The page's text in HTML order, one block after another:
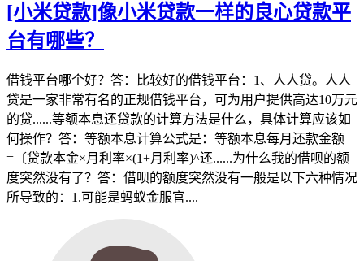
[小米贷款]像小米贷款一样的良心贷款平
台有哪些？
借钱平台哪个好？答：比较好的借钱平台：1、人人贷。人人
贷是一家非常有名的正规借钱平台，可为用户提供高达10万元
的贷......等额本息还贷款的计算方法是什么，具体计算应该如
何操作？答：等额本息计算公式是：等额本息每月还款金额
=〔贷款本金×月利率×(1+月利率)^还......为什么我的借呗的额
度突然没有了？答：借呗的额度突然没有一般是以下六种情况
所导致的：1.可能是蚂蚁金服官....